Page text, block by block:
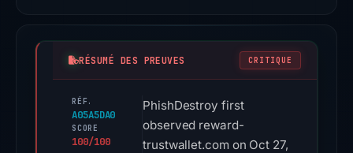
RÉSUMÉ DES PREUVES CRITIQUE
RÉF.
A05A5DA0
SCORE
100/100
PhishDestroy first
observed reward-
trustwallet.com on Oct 27,